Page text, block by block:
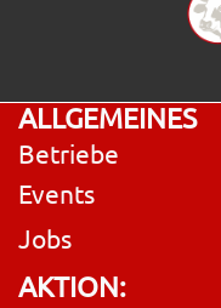
ALLGEMEINES
Betriebe
Events
Jobs
AKTION: